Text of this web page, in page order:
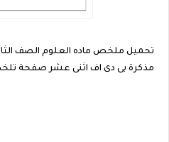
تحميل ملخص ماده العلوم الصف
مذكرة بى دى اف اثنى عشر صفحة